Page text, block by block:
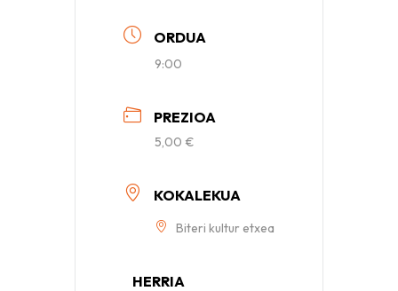
ORDUA
9:00
PREZIOA
5,00 €
KOKALEKUA
Biteri kultur etxea
HERRIA